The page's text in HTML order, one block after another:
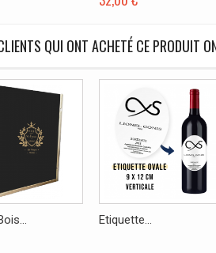
QUI ONT ACHETÉ CE PRODUIT
Etiquette...